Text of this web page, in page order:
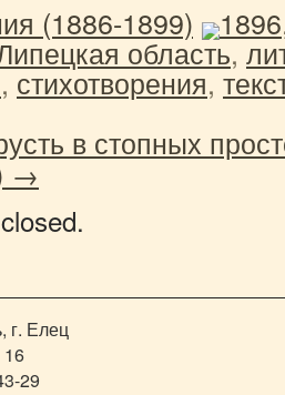
(1886-1899) 1896
область,
,стихотворения,
в стопных
→
г. Елец
16
29